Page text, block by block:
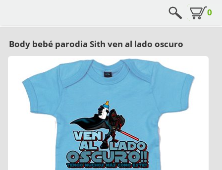
0
Body bebé parodia Sith ven al lado oscuro